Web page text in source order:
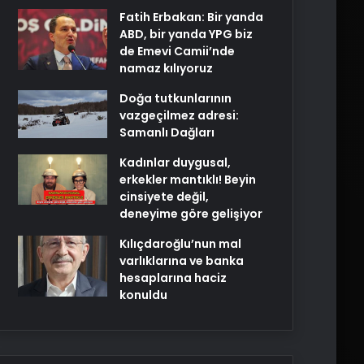
Fatih Erbakan: Bir yanda
ABD, bir yanda YPG biz
de Emevi Camii’nde
namaz kılıyoruz
Doğa tutkunlarının
vazgeçilmez adresi:
Samanlı Dağları
Kadınlar duygusal,
erkekler mantıklı! Beyin
cinsiyete değil,
deneyime göre gelişiyor
Kılıçdaroğlu’nun mal
varlıklarına ve banka
hesaplarına haciz
konuldu